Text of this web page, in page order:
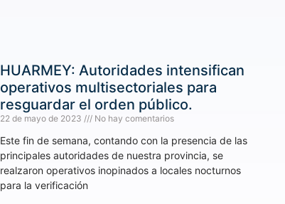
HUARMEY: Autoridades intensifican
operativos multisectoriales para
resguardar el orden público.
22 de mayo de 2023 No hay comentarios
Este fin de semana, contando con la presencia de las
principales autoridades de nuestra provincia, se
realzaron operativos inopinados a locales nocturnos
para la verificación